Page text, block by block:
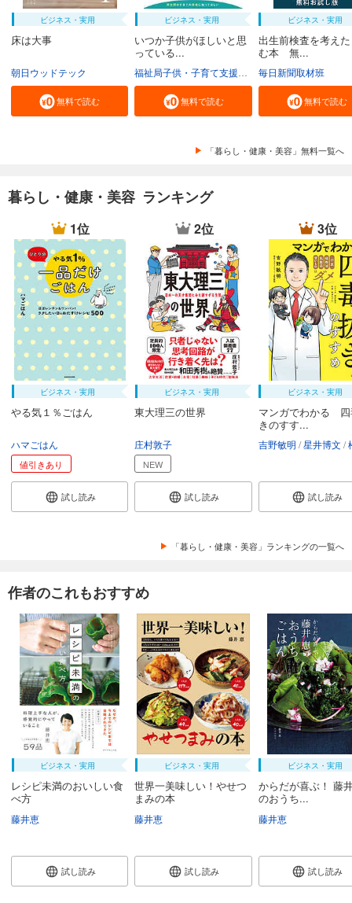
ビジネス・実用
床は大事
朝日ウッドテック
無料で読む
ビジネス・実用
いつか子供がほしいと思
っている...
東京都
無料で読む
ビジネス・実用
出生前検査を考え
む本 無...
毎日新聞取材班
無料で読む
「暮らし・健康・美容」無料一覧へ
暮らし・健康・美容 ランキング
1位
ビジネス・実用
やる気１％ごはん
ハマごはん
値引きあり
試し読み
2位
ビジネス・実用
東大理三の世界
庄村敦子
NEW
試し読み
3位
ビジネス・実用
マンガでわかる 四
きのすす...
吉野敏明 星井博文 松
試し読み
「暮らし・健康・美容」ランキングの一覧へ
作者のこれもおすすめ
ビジネス・実用
レシピ未満のおいしい食
べ方
藤井恵
試し読み
ビジネス・実用
世界一美味しい！やせつ
まみの本
藤井恵
試し読み
ビジネス・実用
からだが喜ぶ！ 藤
のおうち...
藤井恵
試し読み